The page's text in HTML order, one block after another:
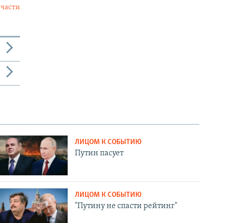
ЛИЦОМ К СОБЫТИЮ
Путин пасует
ЛИЦОМ К СОБЫТИЮ
"Путину не спасти рейтинг"